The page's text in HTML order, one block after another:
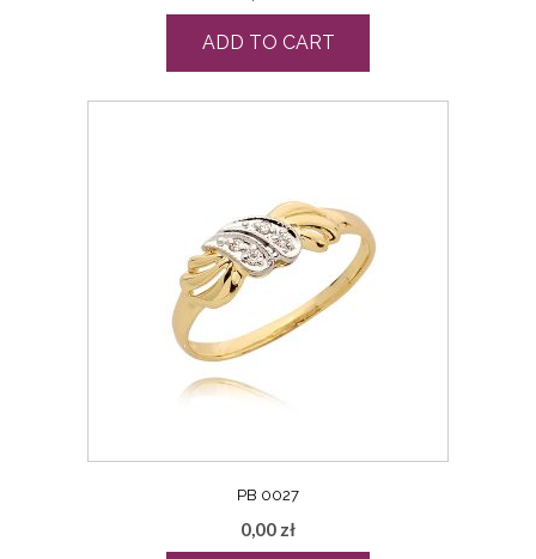
ADD TO CART
PB 0027
0,00 zł